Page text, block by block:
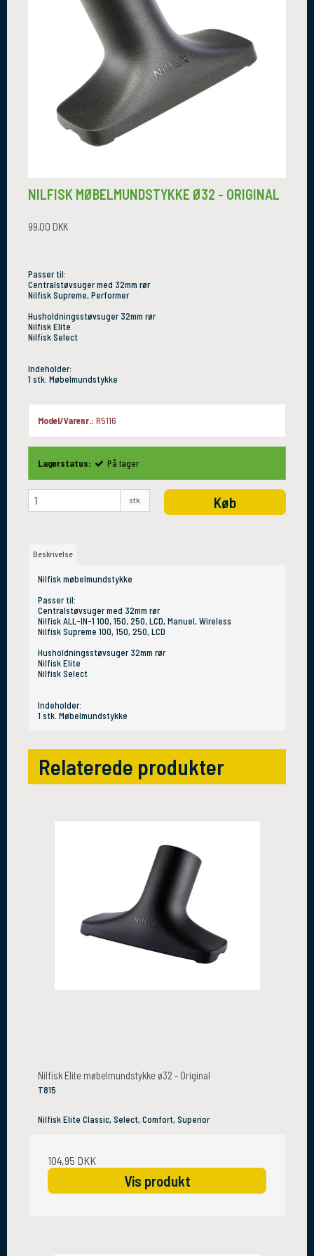
NILFISK MØBELMUNDSTYKKE Ø32 - ORIGINAL
99,00 DKK
Passer til:
Centralstøvsuger med 32mm rør
Nilfisk Supreme, Performer
Husholdningsstøvsuger 32mm rør
Nilfisk Elite
Nilfisk Select
Indeholder:
1 stk. Møbelmundstykke
Model/Varenr.: R5116
Lagerstatus: På lager
stk. Køb
Beskrivelse
Nilfisk møbelmundstykke
Passer til:
Centralstøvsuger med 32mm rør
Nilfisk ALL-IN-1 100, 150, 250, LCD, Manuel, Wireless
Nilfisk Supreme 100, 150, 250, LCD
Husholdningsstøvsuger 32mm rør
Nilfisk Elite
Nilfisk Select
Indeholder:
1 stk. Møbelmundstykke
Relaterede produkter
Nilfisk Elite møbelmundstykke ø32 - Original
T815
Nilfisk Elite Classic, Select, Comfort, Superior
104,95 DKK
Vis produkt